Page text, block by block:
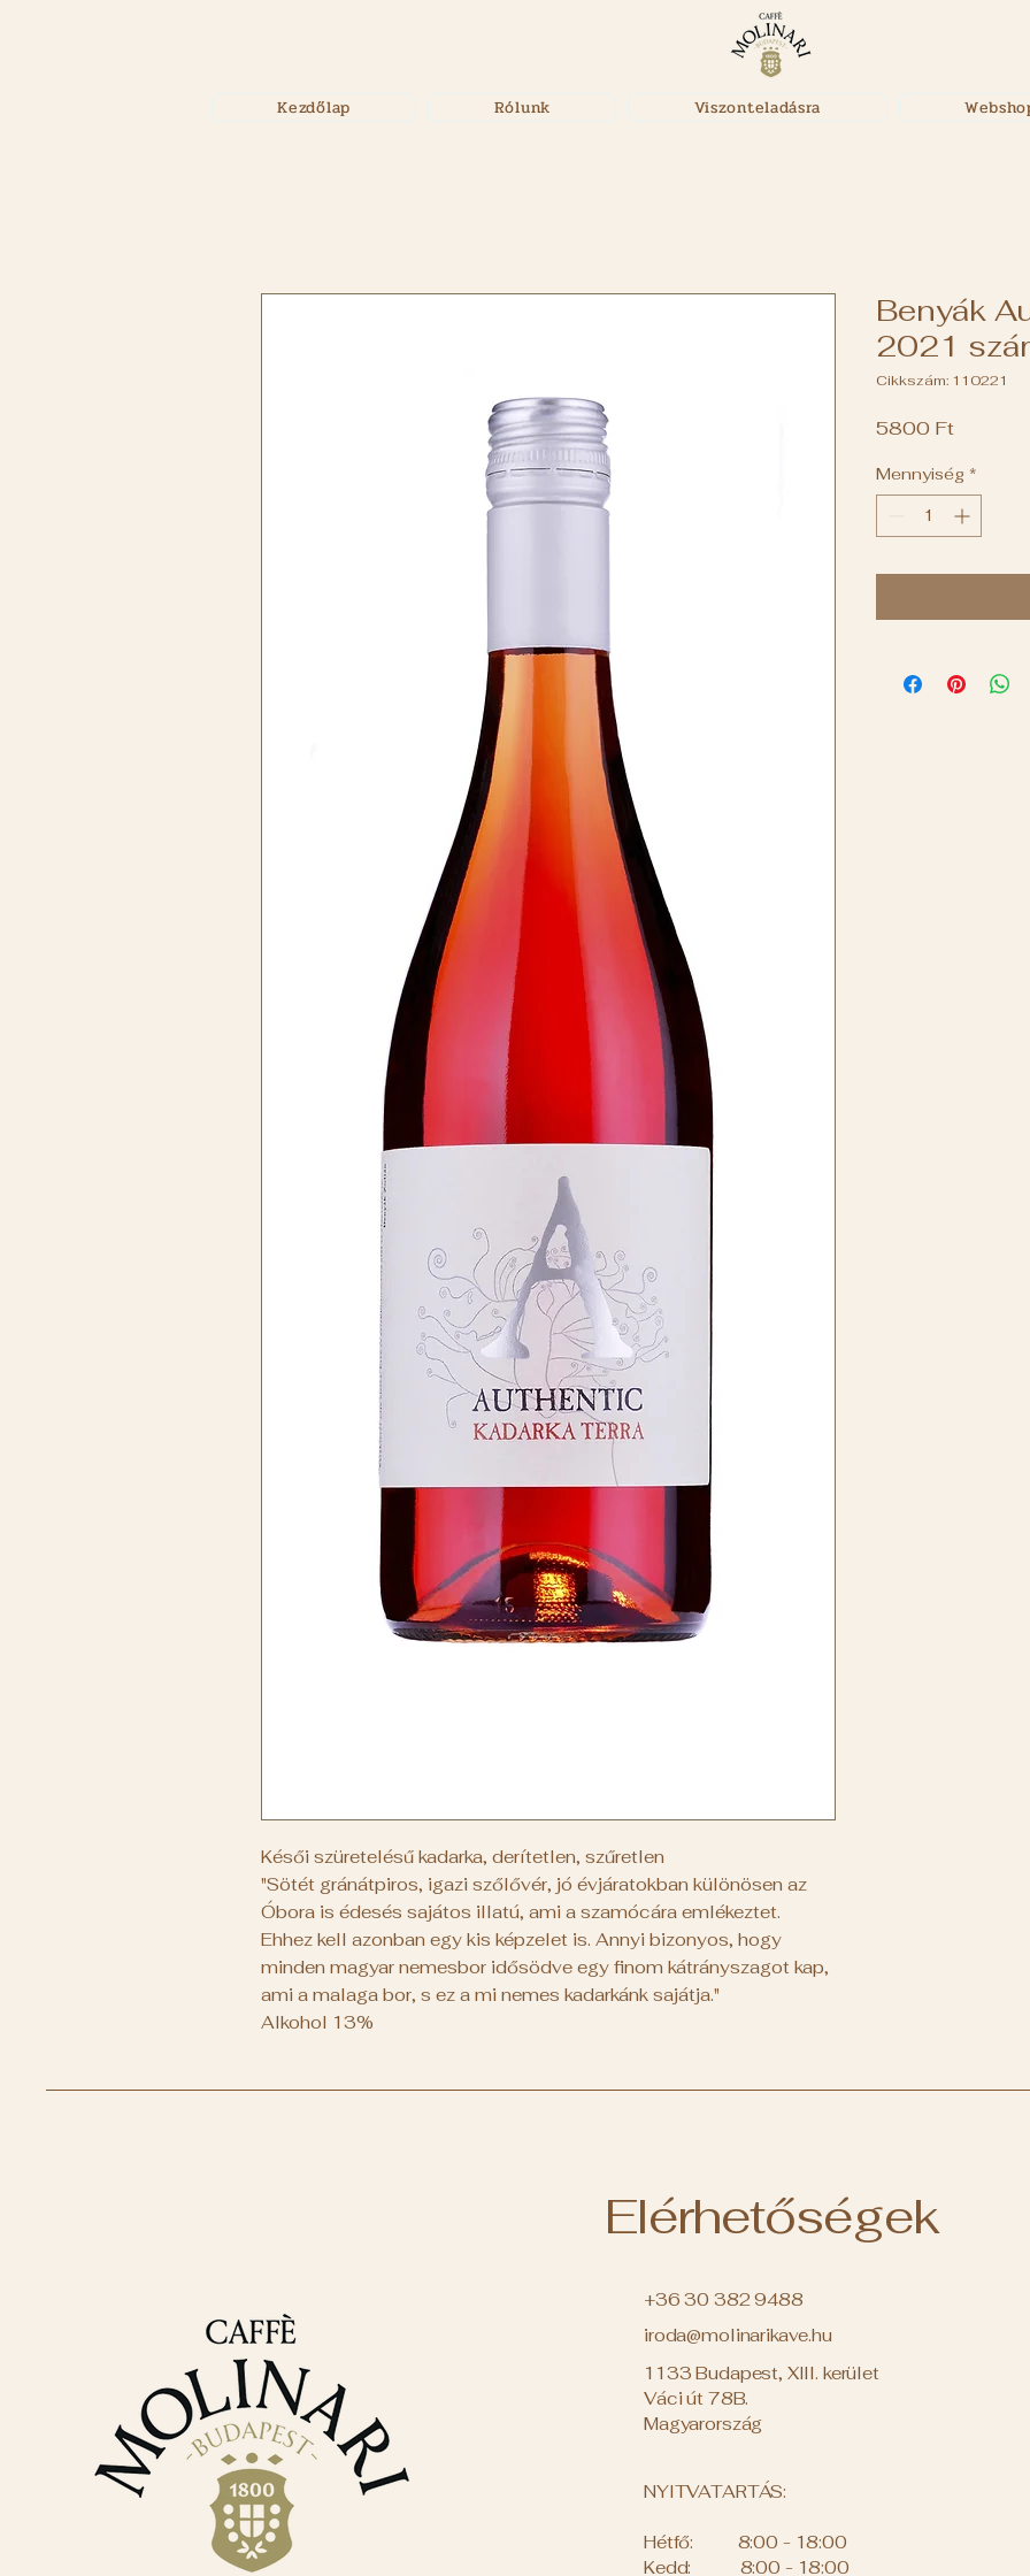
Kezdőlap Rólunk Viszonteladásra
Késői szüretelésű kadarka, derítetlen, szűretlen
"Sötét gránátpiros, igazi szőlővér, jó évjáratokban különösen az
Óbora is édesés sajátos illatú, ami a szamócára emlékeztet.
Ehhez kell azonban egy kis képzelet is. Annyi bizonyos, hogy
minden magyar nemesbor idősödve egy finom kátrányszagot kap,
ami a malaga bor, s ez a mi nemes kadarkánk sajátja."
Alkohol 13%
Benyák
2021
Cikkszám: 110221
5800 FtÁr
Mennyiség *
Elérhetőségek
+36 30 382 9488
iroda@molinarikave.hu
1133 Budapest, XIII. kerület
Váci út 78B.
Magyarország
NYITVATARTÁS:
Hétfő: 8:00 - 18:00
Kedd: 8:00 - 18:00